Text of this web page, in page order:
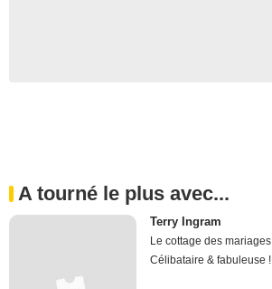
A tourné le plus avec...
Terry Ingram
Le cottage des mariages
Célibataire & fabuleuse !